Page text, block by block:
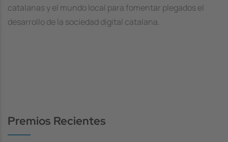
catalanas y el mundo local para fomentar plegados el
desarrollo de la sociedad digital catalana.
Premios Recientes